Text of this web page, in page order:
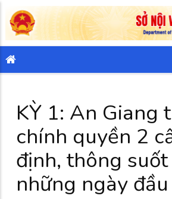
KỲ 1: An Giang
chính quyền 2
định, thông
những ngày đầu